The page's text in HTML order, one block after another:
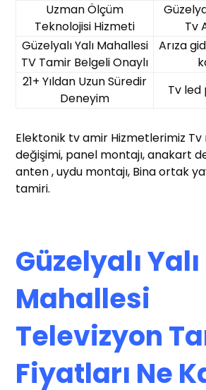
Uzman Ölçüm
Teknolojisi Hizmeti
Tv
Güzelyalı Yalı Mahallesi
TV Tamir Belgeli Onaylı
Arıza
21+ Yıldan Uzun Süredir
Deneyim
Tv led
Elektonik tv amir Hizmetlerimiz Tv
değişimi, panel montajı, anakart
anten , uydu montajı, Bina ortak
tamiri.
Güzelyalı Yalı
Mahallesi
Televizyon
Fiyatları Ne